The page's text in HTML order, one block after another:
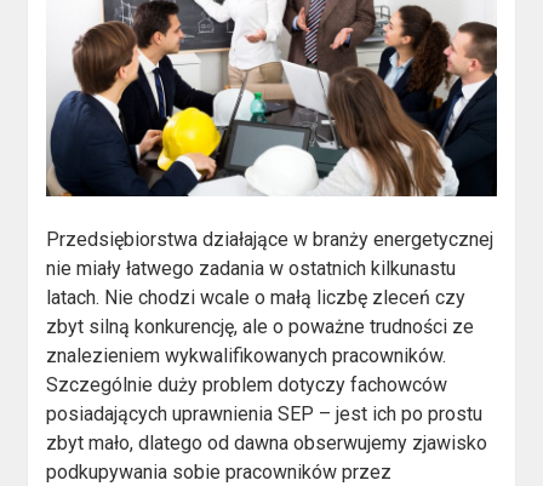
Przedsiębiorstwa działające w branży energetycznej
nie miały łatwego zadania w ostatnich kilkunastu
latach. Nie chodzi wcale o małą liczbę zleceń czy
zbyt silną konkurencję, ale o poważne trudności ze
znalezieniem wykwalifikowanych pracowników.
Szczególnie duży problem dotyczy fachowców
posiadających uprawnienia SEP – jest ich po prostu
zbyt mało, dlatego od dawna obserwujemy zjawisko
podkupywania sobie pracowników przez